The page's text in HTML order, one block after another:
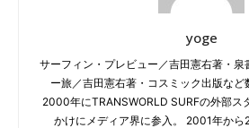
yoge
サーフィン・プレビュー／吉田憲右著・泉
ー旅／吉田憲右著・コスミック出版など
2000年にTRANSWORLD SURFの外部ス
かけにメディア界に参入。 2001年か